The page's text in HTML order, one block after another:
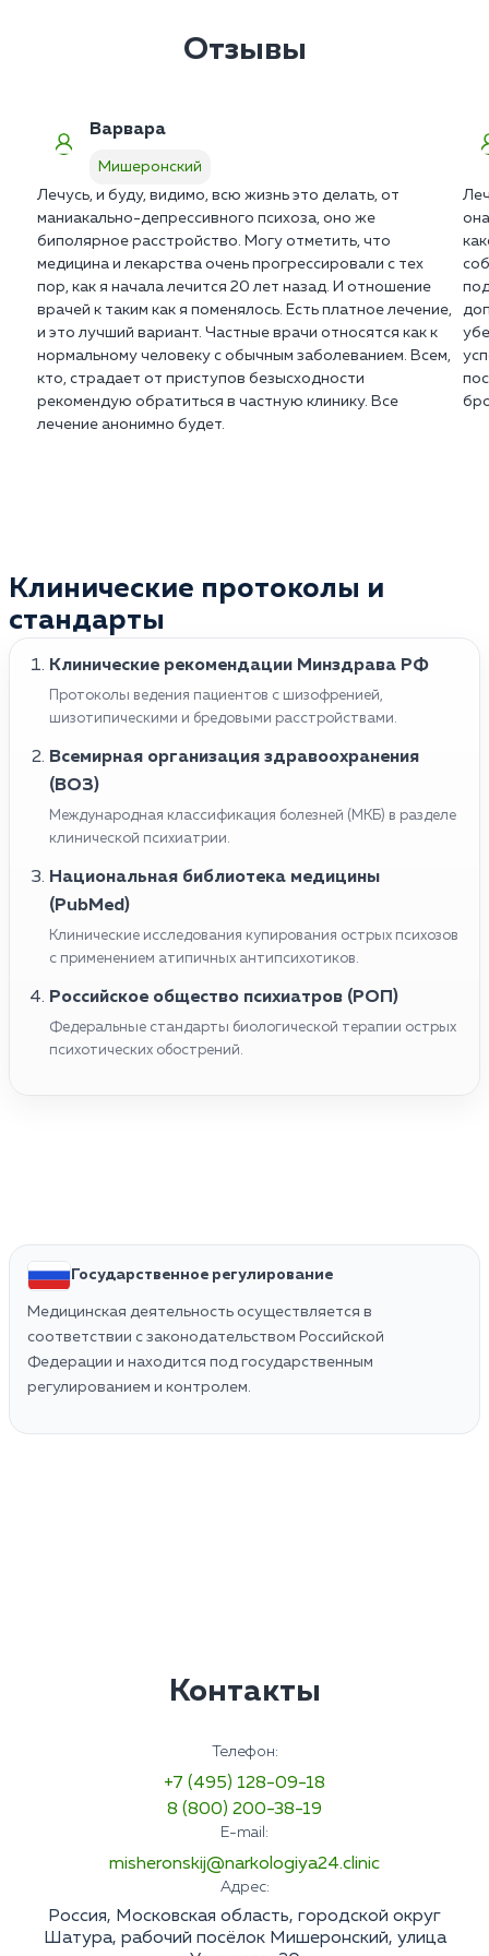
Мишеронский проводит процедуру клинической
Отзывы
Варвара
Мишеронский
Лечусь, и буду, видимо, всю жизнь это делать, от
маниакально-депрессивного психоза, оно же
биполярное расстройство. Могу отметить, что
медицина и лекарства очень прогрессировали с тех
пор, как я начала лечится 20 лет назад. И отношение
врачей к таким как я поменялось. Есть платное лечение,
и это лучший вариант. Частные врачи относятся как к
нормальному человеку с обычным заболеванием. Всем,
кто, страдает от приступов безысходности
рекомендую обратиться в частную клинику. Все
лечение анонимно будет.
Клинические протоколы и
стандарты
Клинические рекомендации Минздрава РФ
Протоколы ведения пациентов с шизофренией,
шизотипическими и бредовыми расстройствами.
Всемирная организация здравоохранения
(ВОЗ)
Международная классификация болезней (МКБ) в разделе
клинической психиатрии.
Национальная библиотека медицины
(PubMed)
Клинические исследования купирования острых психозов
с применением атипичных антипсихотиков.
Российское общество психиатров (РОП)
Федеральные стандарты биологической терапии острых
психотических обострений.
Государственное регулирование
Медицинская деятельность осуществляется в
соответствии с законодательством Российской
Федерации и находится под государственным
регулированием и контролем.
Контакты
Телефон:
+7 (495) 128-09-18
8 (800) 200-38-19
E-mail:
misheronskij@narkologiya24.clinic
Адрес:
Россия, Московская область, городской округ
Шатура, рабочий посёлок Мишеронский, улица